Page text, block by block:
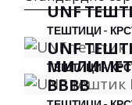
UNF
ТЕШТИЦИ -
UNF
ТЕШТИЦИ -
BBBB